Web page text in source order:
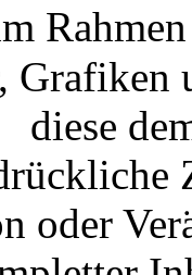
Grafiken
diese
oder